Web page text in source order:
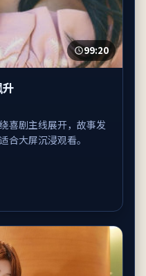
99:20
喜剧主线展开，故事发
合大屏沉浸观看。